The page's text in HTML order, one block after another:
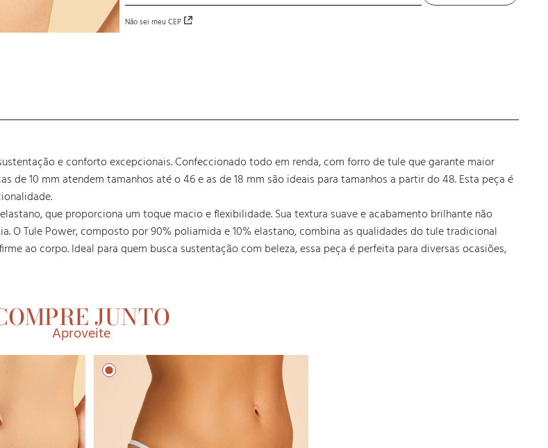
Não sei meu CEP
e conforto excepcionais. Confeccionado todo em renda, com forro de tule que garante maior
10 mm atendem tamanhos até o 46 e as de 18 mm são ideais para tamanhos a partir do 48. Esta peça é
que proporciona um toque macio e flexibilidade. Sua textura suave e acabamento brilhante não
O Tule Power, composto por 90% poliamida e 10% elastano, combina as qualidades do tule tradicional
ao corpo. Ideal para quem busca sustentação com beleza, essa peça é perfeita para diversas ocasiões,
JUNTO
Aproveite